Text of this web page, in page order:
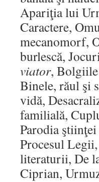
Apariţia lui
Caractere,
mecanomorf,
burlescă,
viator, Bolgiile
Binele, răul şi
vidă,
familială,
Parodia
Procesul
literaturii, De
Ciprian,